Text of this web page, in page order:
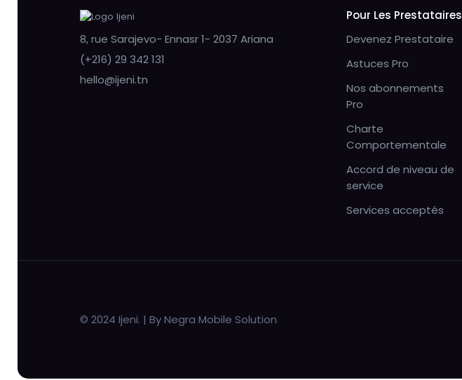
8, rue Sarajevo- Ennasr 1- 2037 Ariana
(+216) 29 342 131
hello@ijeni.tn
Pour Les Prestataires
Devenez Prestataire
Astuces Pro
Nos abonnements
Pro
Charte
Comportementale
Accord de niveau de
service
Services acceptés
© 2024 Ijeni. | By Negra Mobile Solution